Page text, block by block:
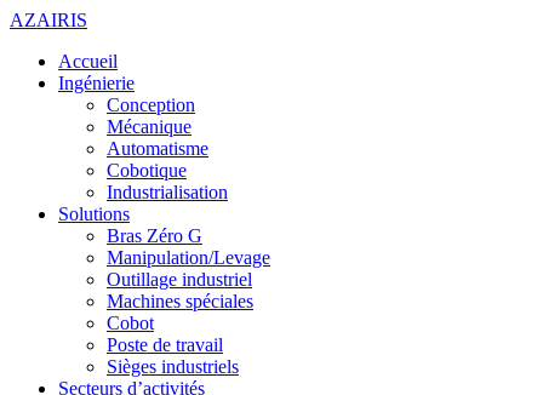
AZAIRIS
Accueil
Ingénierie
Conception
Mécanique
Automatisme
Cobotique
Industrialisation
Solutions
Bras Zéro G
Manipulation/Levage
Outillage industriel
Machines spéciales
Cobot
Poste de travail
Sièges industriels
Secteurs d’activités